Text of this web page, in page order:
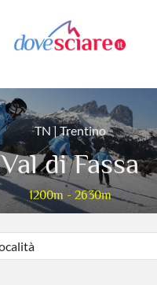
TN | Trentino
Val di Fassa
1200m - 2630m